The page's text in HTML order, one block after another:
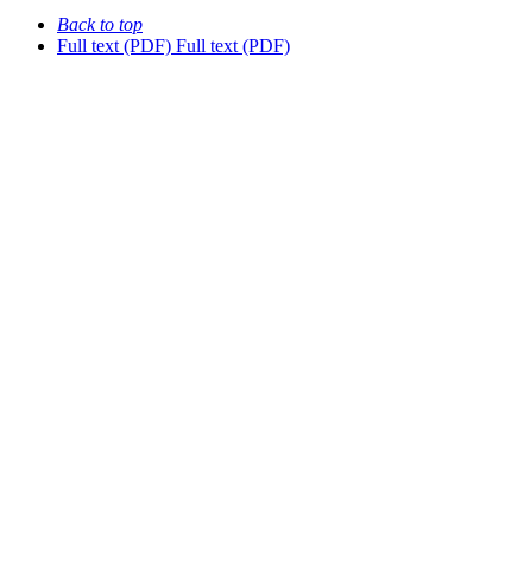
Back to top
Full text (PDF) Full text (PDF)